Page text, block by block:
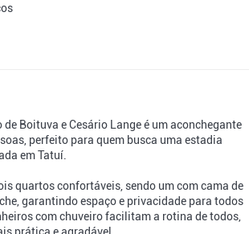
Boituva e Cesário Lange é um aconchegante
perfeito para quem busca uma estadia
em Tatuí.
quartos confortáveis, sendo um com cama de
garantindo espaço e privacidade para todos
com chuveiro facilitam a rotina de todos,